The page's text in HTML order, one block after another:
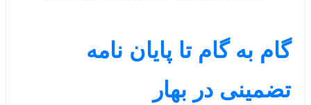
گام به گام تا پایان نامه
تضمینی در بهار